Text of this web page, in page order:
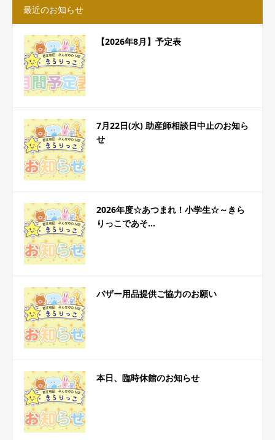
最近のお知らせ
【2026年8月】予定表
7月22日(水) 助産師相談日中止のお知ら
せ
2026年度☆あつまれ！小学生☆～きら
りっこであそ...
バザー用品提供ご協力のお願い
本日、臨時休館のお知らせ